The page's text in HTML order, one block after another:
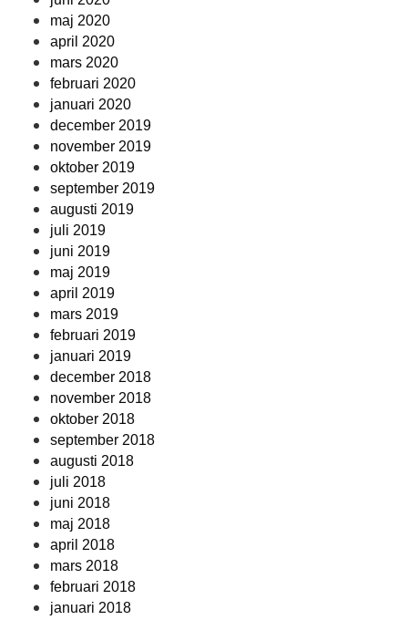
maj 2020
april 2020
mars 2020
februari 2020
januari 2020
december 2019
november 2019
oktober 2019
september 2019
augusti 2019
juli 2019
juni 2019
maj 2019
april 2019
mars 2019
februari 2019
januari 2019
december 2018
november 2018
oktober 2018
september 2018
augusti 2018
juli 2018
juni 2018
maj 2018
april 2018
mars 2018
februari 2018
januari 2018